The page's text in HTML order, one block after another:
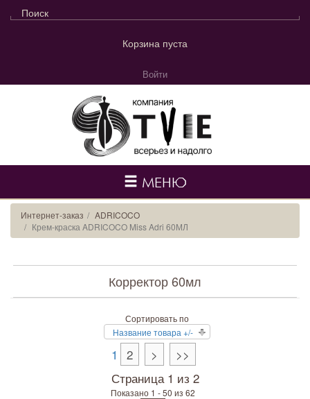
Корзина пуста
Войти
МЕНЮ
Интернет-заказ
ADRICOCO
Крем-краска ADRICOCO Miss Adri 60МЛ
Корректор 60мл
Сортировать по
Название товара +/-
1 2 >
>>
Страница 1 из 2
Показано 1 - 50 из 62